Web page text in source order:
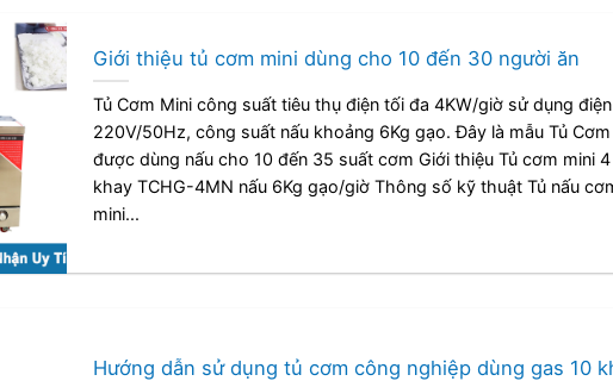
Giới thiệu tủ cơm mini dùng cho 10 đến 30 người ăn
Tủ Cơm Mini công suất tiêu thụ điện tối đa 4KW/giờ sử dụng
220V/50Hz, công suất nấu khoảng 6Kg gạo. Đây là mẫu Tủ Cơm
được dùng nấu cho 10 đến 35 suất cơm Giới thiệu Tủ cơm mini 4
khay TCHG-4MN nấu 6Kg gạo/giờ Thông số kỹ thuật Tủ nấu
mini...
Hướng dẫn sử dụng tủ cơm công nghiệp dùng gas 10